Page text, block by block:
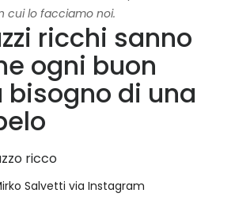
cui lo facciamo noi.
ricchi sanno
ogni buon
bisogno di una
Salvetti via Instagram